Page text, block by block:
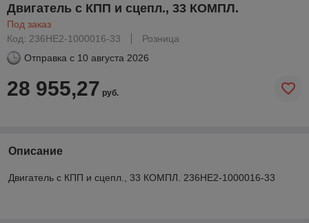
Двигатель с КПП и сцепл., 33 КОМПЛ.
Под заказ
Код: 236НЕ2-1000016-33
Розница
Отправка с 10 августа 2026
28 955,27 руб.
Описание
Двигатель с КПП и сцепл., 33 КОМПЛ. 236НЕ2-1000016-33